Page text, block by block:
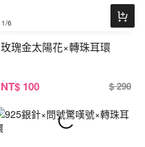
1/6
玫瑰金太陽花×轉珠耳環
NT$ 100 $ 290